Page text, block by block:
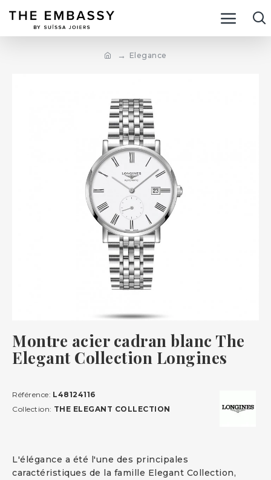
Elegance
Montre acier cadran blanc The
Elegant Collection Longines
L'élégance a été l'une des principales
caractéristiques de la famille Elegant Collection,
Référence: L48124116
Collection: THE ELEGANT COLLECTION